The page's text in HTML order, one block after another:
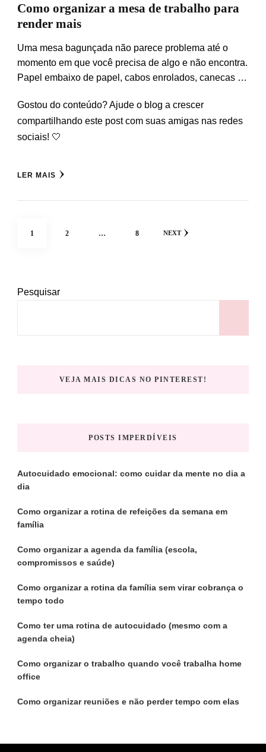
Como organizar a mesa de trabalho para
render mais
Uma mesa bagunçada não parece problema até o
momento em que você precisa de algo e não encontra.
Papel embaixo de papel, cabos enrolados, canecas …
Gostou do conteúdo? Ajude o blog a crescer
compartilhando este post com suas amigas nas redes
sociais! 🤍
LER MAIS
Paginação
PAGE
1 PAGE
2 … PAGE
8 NEXT
Pesquisar
VEJA MAIS DICAS NO PINTEREST!
POSTS IMPERDÍVEIS
Autocuidado emocional: como cuidar da mente no dia a
dia
Como organizar a rotina de refeições da semana em
família
Como organizar a agenda da família (escola,
compromissos e saúde)
Como organizar a rotina da família sem virar cobrança o
tempo todo
Como ter uma rotina de autocuidado (mesmo com a
agenda cheia)
Como organizar o trabalho quando você trabalha home
office
Como organizar reuniões e não perder tempo com elas